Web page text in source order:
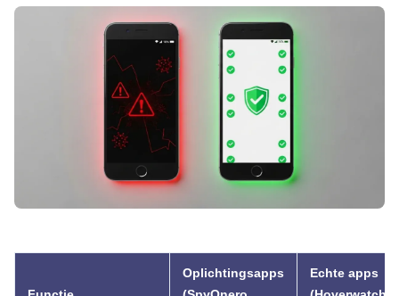
Oplichtingsapps
Echte apps